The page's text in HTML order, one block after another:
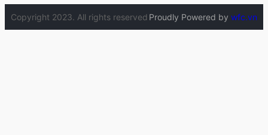
Copyright 2023. All rights reserved Proudly Powered by wfc.vn